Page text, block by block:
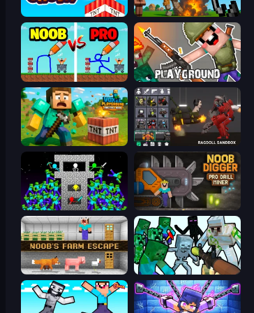
Build and Crush Noob Fuse
DOP Noob: Draw to Save Playground
Voxel Playground: Ragdoll Noob Last Play: Ragdoll Sandbox
Stick Epic Fighter Noob Digger: Pro Drill Miner
Noob's Farm Escape